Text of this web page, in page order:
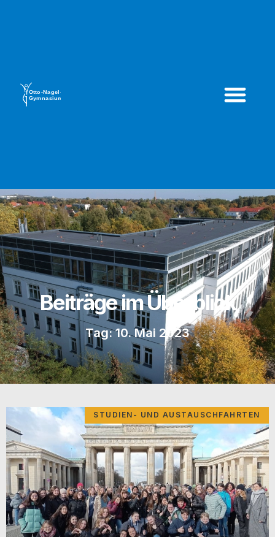
Beiträge im Überblick
Tag: 10. Mai 2023
STUDIEN- UND AUSTAUSCHFAHRTEN